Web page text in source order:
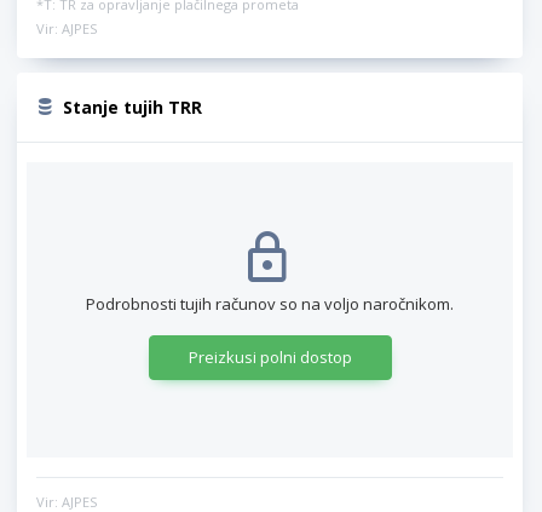
*T: TR za opravljanje plačilnega prometa
Vir: AJPES
Stanje tujih TRR
Podrobnosti tujih računov so na voljo naročnikom.
Preizkusi polni dostop
Vir: AJPES